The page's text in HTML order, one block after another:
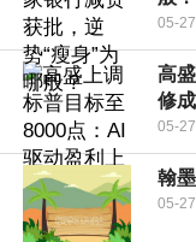
05-27
高
修
05-27
翰
05-27